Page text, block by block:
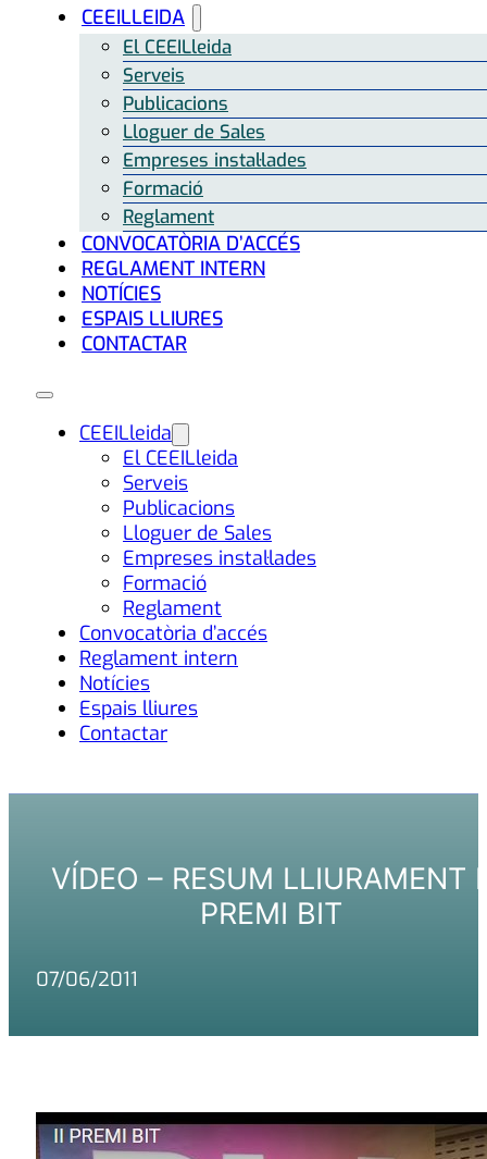
CEEILLEIDA
El CEEILleida
Serveis
Publicacions
Lloguer de Sales
Empreses instal·lades
Formació
Reglament
CONVOCATÒRIA D’ACCÉS
REGLAMENT INTERN
NOTÍCIES
ESPAIS LLIURES
CONTACTAR
CEEILleida
El CEEILleida
Serveis
Publicacions
Lloguer de Sales
Empreses instal·lades
Formació
Reglament
Convocatòria d’accés
Reglament intern
Notícies
Espais lliures
Contactar
VÍDEO – RESUM LLIURAMENT
PREMI BIT
07/06/2011